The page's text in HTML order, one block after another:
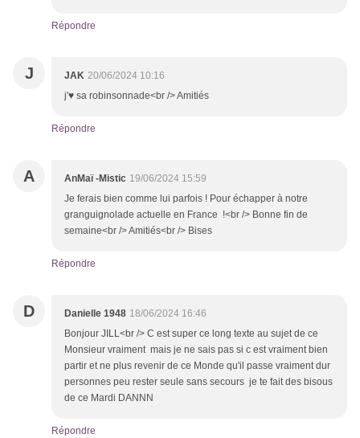
Répondre
J JAK 20/06/2024 10:16
j'♥ sa robinsonnade<br /> Amitiés
Répondre
A AnMaï -Mistic 19/06/2024 15:59
Je ferais bien comme lui parfois ! Pour échapper à notre
granguignolade actuelle en France !<br /> Bonne fin de
semaine<br /> Amitiés<br /> Bises
Répondre
D Danielle 1948 18/06/2024 16:46
Bonjour JILL<br /> C est super ce long texte au sujet de ce
Monsieur vraiment mais je ne sais pas si c est vraiment bien
partir et ne plus revenir de ce Monde qu'il passe vraiment dur
personnes peu rester seule sans secours je te fait des bisous
de ce Mardi DANNN
Répondre